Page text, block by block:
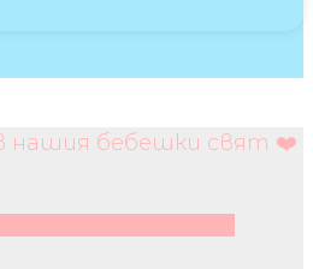
нашия бебешки свят ❤️